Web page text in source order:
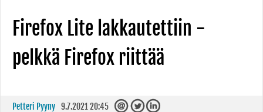
Firefox Lite lakkautettiin -
pelkkä Firefox riittää
Petteri Pyyny 9.7.2021 20:45